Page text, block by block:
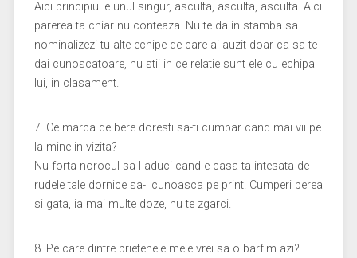
Aici principiul e unul singur, asculta, asculta, asculta. Aici
parerea ta chiar nu conteaza. Nu te da in stamba sa
nominalizezi tu alte echipe de care ai auzit doar ca sa te
dai cunoscatoare, nu stii in ce relatie sunt ele cu echipa
lui, in clasament.
7. Ce marca de bere doresti sa-ti cumpar cand mai vii pe
la mine in vizita?
Nu forta norocul sa-l aduci cand e casa ta intesata de
rudele tale dornice sa-l cunoasca pe print. Cumperi berea
si gata, ia mai multe doze, nu te zgarci.
8. Pe care dintre prietenele mele vrei sa o barfim azi?